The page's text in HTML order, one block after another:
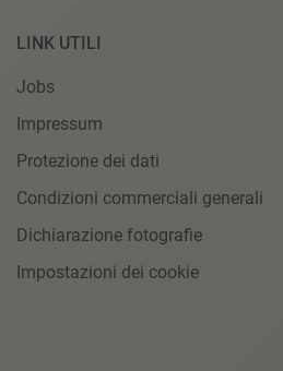
LINK UTILI
Jobs
Impressum
Protezione dei dati
Condizioni commerciali generali
Dichiarazione fotografie
Impostazioni dei cookie